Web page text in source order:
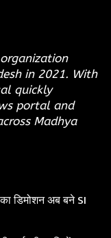
in 2021. With
quickly
portal and
Madhya
डिमोशन अब बने SI